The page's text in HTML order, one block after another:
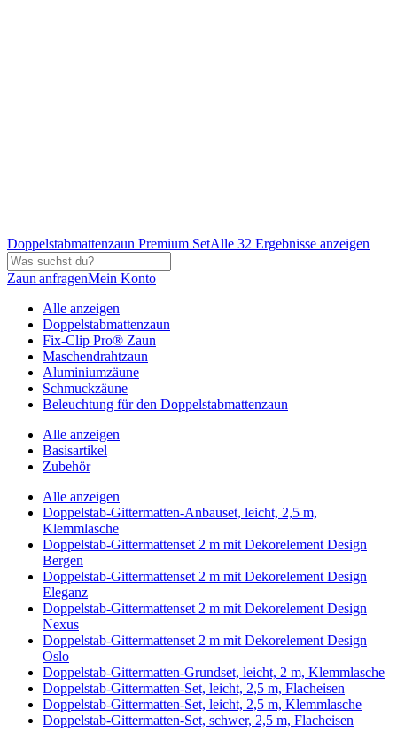
Doppelstabmattenzaun Premium SetAlle 32 Ergebnisse anzeigen
Zaun anfragenMein Konto
Alle anzeigen
Doppelstabmattenzaun
Fix-Clip Pro® Zaun
Maschendrahtzaun
Aluminiumzäune
Schmuckzäune
Beleuchtung für den Doppelstabmattenzaun
Alle anzeigen
Basisartikel
Zubehör
Alle anzeigen
Doppelstab-Gittermatten-Anbauset, leicht, 2,5 m,
Klemmlasche
Doppelstab-Gittermattenset 2 m mit Dekorelement Design
Bergen
Doppelstab-Gittermattenset 2 m mit Dekorelement Design
Eleganz
Doppelstab-Gittermattenset 2 m mit Dekorelement Design
Nexus
Doppelstab-Gittermattenset 2 m mit Dekorelement Design
Oslo
Doppelstab-Gittermatten-Grundset, leicht, 2 m, Klemmlasche
Doppelstab-Gittermatten-Set, leicht, 2,5 m, Flacheisen
Doppelstab-Gittermatten-Set, leicht, 2,5 m, Klemmlasche
Doppelstab-Gittermatten-Set, schwer, 2,5 m, Flacheisen